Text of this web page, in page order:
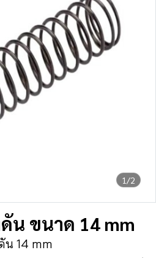
1/2
น ขนาด 14 mm
น 14 mm